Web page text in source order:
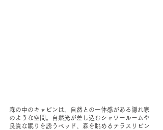
森の中のキャビンは、自然との一体感がある隠れ家
のような空間。自然光が差し込むシャワールームや
良質な眠りを誘うベッド、森を眺めるテラスリビン